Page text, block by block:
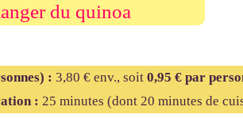
du quinoa
: 3,80 € env., soit 0,95 € par
: 25 minutes (dont 20 minutes de